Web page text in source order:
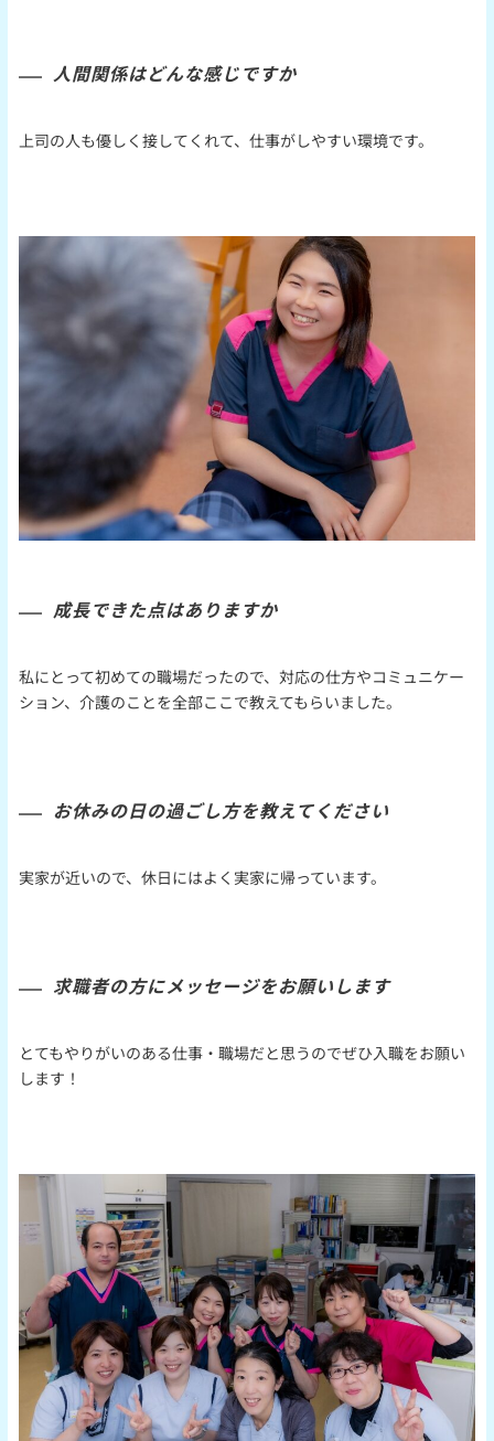
人間関係はどんな感じですか
上司の人も優しく接してくれて、仕事がしやすい環境です。
成長できた点はありますか
私にとって初めての職場だったので、対応の仕方やコミュニケー
ション、介護のことを全部ここで教えてもらいました。
お休みの日の過ごし方を教えてください
実家が近いので、休日にはよく実家に帰っています。
求職者の方にメッセージをお願いします
とてもやりがいのある仕事・職場だと思うのでぜひ入職をお願い
します！